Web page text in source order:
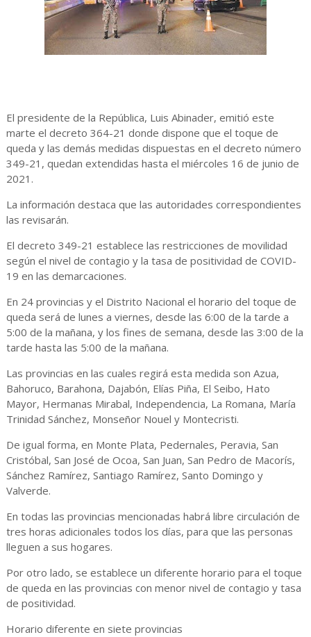
El presidente de la República, Luis Abinader, emitió este
marte el decreto 364-21 donde dispone que el toque de
queda y las demás medidas dispuestas en el decreto número
349-21, quedan extendidas hasta el miércoles 16 de junio de
2021.
La información destaca que las autoridades correspondientes
las revisarán.
El decreto 349-21 establece las restricciones de movilidad
según el nivel de contagio y la tasa de positividad de COVID-
19 en las demarcaciones.
En 24 provincias y el Distrito Nacional el horario del toque de
queda será de lunes a viernes, desde las 6:00 de la tarde a
5:00 de la mañana, y los fines de semana, desde las 3:00 de la
tarde hasta las 5:00 de la mañana.
Las provincias en las cuales regirá esta medida son Azua,
Bahoruco, Barahona, Dajabón, Elías Piña, El Seibo, Hato
Mayor, Hermanas Mirabal, Independencia, La Romana, María
Trinidad Sánchez, Monseñor Nouel y Montecristi.
De igual forma, en Monte Plata, Pedernales, Peravia, San
Cristóbal, San José de Ocoa, San Juan, San Pedro de Macorís,
Sánchez Ramírez, Santiago Ramírez, Santo Domingo y
Valverde.
En todas las provincias mencionadas habrá libre circulación de
tres horas adicionales todos los días, para que las personas
lleguen a sus hogares.
Por otro lado, se establece un diferente horario para el toque
de queda en las provincias con menor nivel de contagio y tasa
de positividad.
Horario diferente en siete provincias